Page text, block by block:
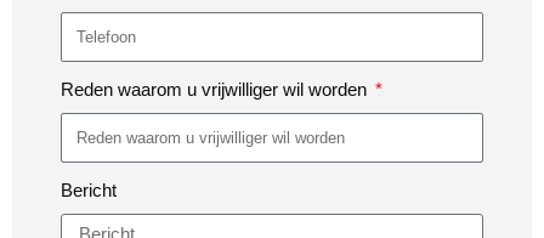
Reden waarom u vrijwilliger wil worden
Bericht